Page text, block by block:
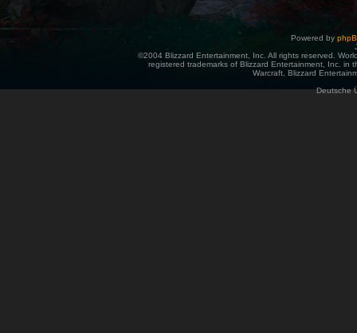
Powered by
©2004 Blizzard Entertainment, Inc. All rights reserved.
registered trademarks of Blizzard Entertainment, Inc. in
Warcraft, Blizzard
Deutsche